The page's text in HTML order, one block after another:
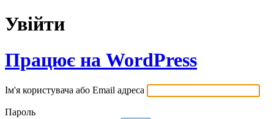
Увійти
Працює на WordPress
Ім'я користувача або Email адреса
Пароль